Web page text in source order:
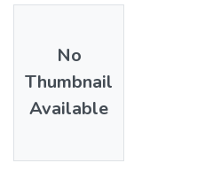
No
Thumbnail
Available